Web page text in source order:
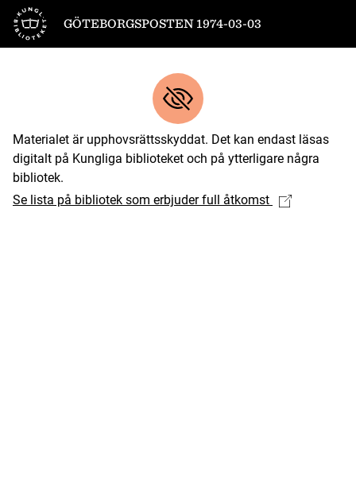
Till startsidan
GÖTEBORGSPOSTEN 1974-03-03
Materialet är upphovsrättsskyddat. Det kan endast läsas
digitalt på Kungliga biblioteket och på ytterligare några
bibliotek.
Se lista på bibliotek som erbjuder full åtkomst